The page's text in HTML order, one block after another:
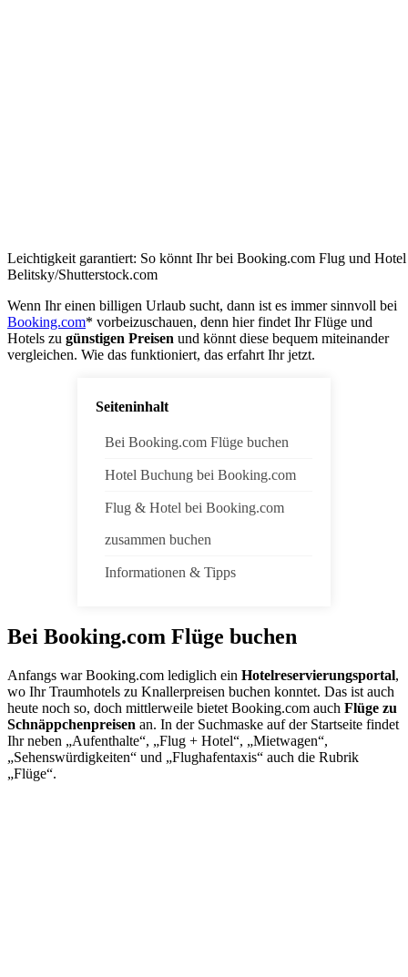
Leichtigkeit garantiert: So könnt Ihr bei Booking.com Flug und
Belitsky/Shutterstock.com
Wenn Ihr einen billigen Urlaub sucht, dann ist es immer sinnvoll bei
Booking.com* vorbeizuschauen, denn hier findet Ihr Flüge und
Hotels zu günstigen Preisen und könnt diese bequem miteinander
vergleichen. Wie das funktioniert, das erfahrt Ihr jetzt.
Seiteninhalt
Bei Booking.com Flüge buchen
Hotel Buchung bei Booking.com
Flug & Hotel bei Booking.com
zusammen buchen
Informationen & Tipps
Bei Booking.com Flüge buchen
Anfangs war Booking.com lediglich ein Hotelreservierungsportal,
wo Ihr Traumhotels zu Knallerpreisen buchen konntet. Das ist auch
heute noch so, doch mittlerweile bietet Booking.com auch Flüge zu
Schnäppchenpreisen an. In der Suchmaske auf der Startseite findet
Ihr neben „Aufenthalte“, „Flug + Hotel“, „Mietwagen“,
„Sehenswürdigkeiten“ und „Flughafentaxis“ auch die Rubrik
„Flüge“.